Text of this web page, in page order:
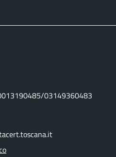
03149360483